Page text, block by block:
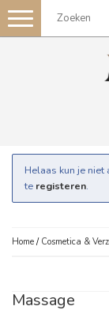
Toggle
navigation
Helaas kun je
te registeren.
Home / Cosmetica &
Massage